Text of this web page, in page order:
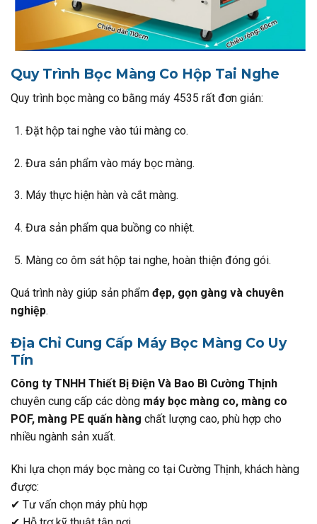
Quy Trình Bọc Màng Co Hộp Tai Nghe
Quy trình bọc màng co bằng máy 4535 rất đơn giản:
Đặt hộp tai nghe vào túi màng co.
Đưa sản phẩm vào máy bọc màng.
Máy thực hiện hàn và cắt màng.
Đưa sản phẩm qua buồng co nhiệt.
Màng co ôm sát hộp tai nghe, hoàn thiện đóng gói.
Quá trình này giúp sản phẩm đẹp, gọn gàng và chuyên
nghiệp.
Địa Chỉ Cung Cấp Máy Bọc Màng Co Uy
Tín
Công ty TNHH Thiết Bị Điện Và Bao Bì Cường Thịnh
chuyên cung cấp các dòng máy bọc màng co, màng co
POF, màng PE quấn hàng chất lượng cao, phù hợp cho
nhiều ngành sản xuất.
Khi lựa chọn máy bọc màng co tại Cường Thịnh, khách hàng
được:
✔ Tư vấn chọn máy phù hợp